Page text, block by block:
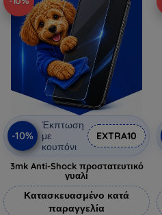
-10%
Έκπτωση
με
κουπόνι
EXTRA10
3mk Anti-Shock προστατευτικό
γυαλί
Κατασκευασμένο κατά
παραγγελία